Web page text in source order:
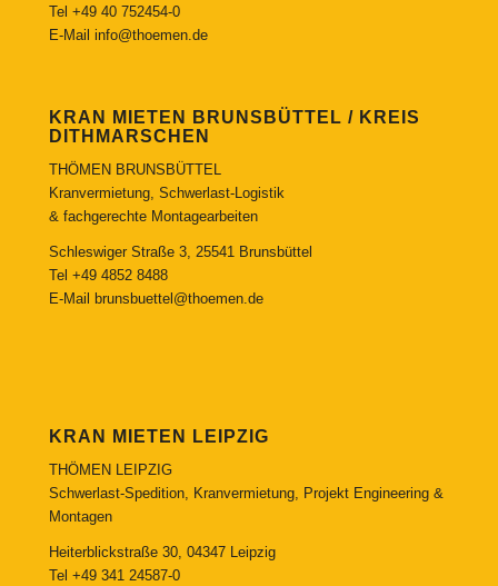
Tel +49 40 752454-0
E-Mail info@thoemen.de
KRAN MIETEN BRUNSBÜTTEL / KREIS
DITHMARSCHEN
THÖMEN BRUNSBÜTTEL
Kranvermietung, Schwerlast-Logistik
& fachgerechte Montagearbeiten
Schleswiger Straße 3, 25541 Brunsbüttel
Tel +49 4852 8488
E-Mail
brunsbuettel@thoemen.de
KRAN MIETEN LEIPZIG
THÖMEN LEIPZIG
Schwerlast-Spedition, Kranvermietung, Projekt Engineering &
Montagen
Heiterblickstraße 30, 04347 Leipzig
Tel +49 341 24587-0